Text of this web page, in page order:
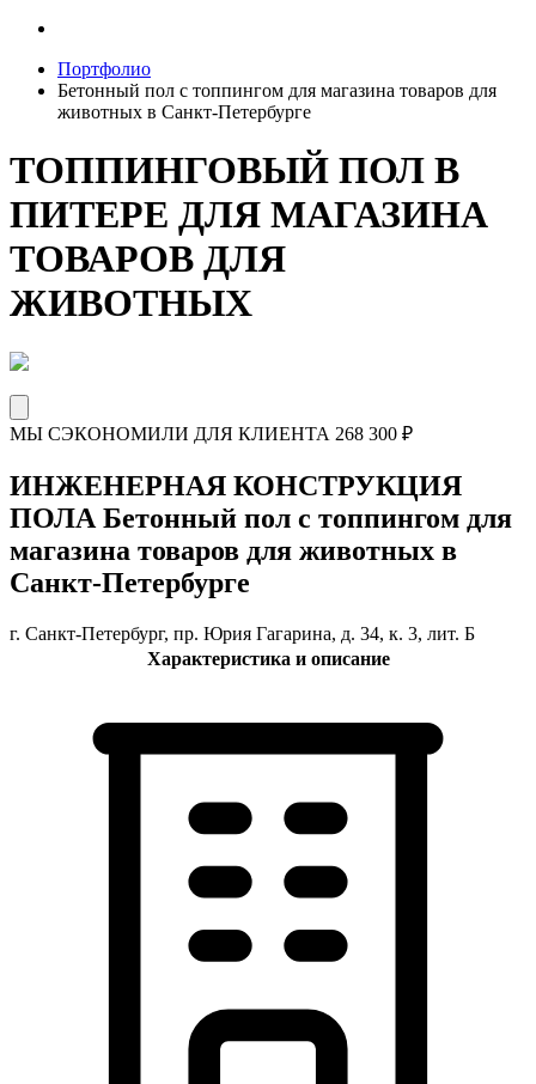
Портфолио
Бетонный пол с топпингом для магазина товаров для
животных в Санкт-Петербурге
ТОППИНГОВЫЙ ПОЛ В
ПИТЕРЕ ДЛЯ МАГАЗИНА
ТОВАРОВ ДЛЯ
ЖИВОТНЫХ
МЫ СЭКОНОМИЛИ ДЛЯ КЛИЕНТА 268 300 ₽
ИНЖЕНЕРНАЯ КОНСТРУКЦИЯ
ПОЛА Бетонный пол с топпингом для
магазина товаров для животных в
Санкт-Петербурге
г. Санкт-Петербург, пр. Юрия Гагарина, д. 34, к. 3, лит. Б
Характеристика и описание